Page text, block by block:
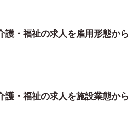
護・福祉の求人を雇用形態から
護・福祉の求人を施設業態から